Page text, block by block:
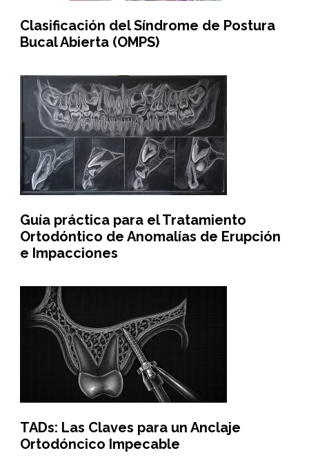
Clasificación del Síndrome de Postura
Bucal Abierta (OMPS)
Guía práctica para el Tratamiento
Ortodóntico de Anomalías de Erupción
e Impacciones
TADs: Las Claves para un Anclaje
Ortodóncico Impecable